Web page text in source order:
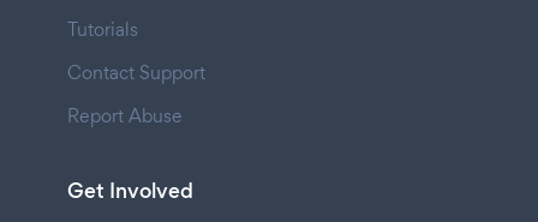
Tutorials
Contact Support
Report Abuse
Get Involved